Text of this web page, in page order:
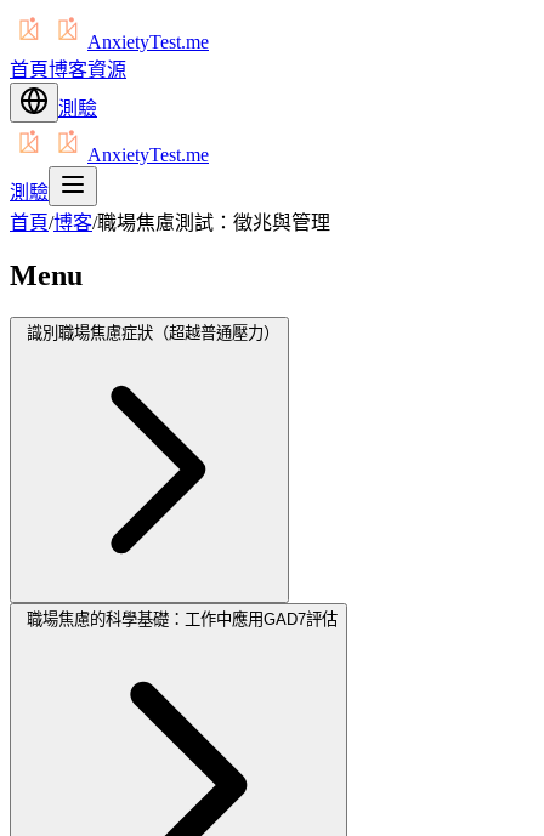
AnxietyTest.me
首頁博客資源
測驗
AnxietyTest.me
測驗
首頁/博客/職場焦慮測試：徵兆與管理
Menu
識別職場焦慮症狀（超越普通壓力）
職場焦慮的科學基礎：工作中應用GAD7評估